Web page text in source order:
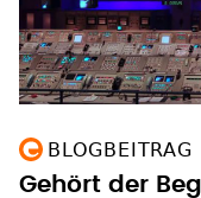
BLOGBEITRAG
Gehört der